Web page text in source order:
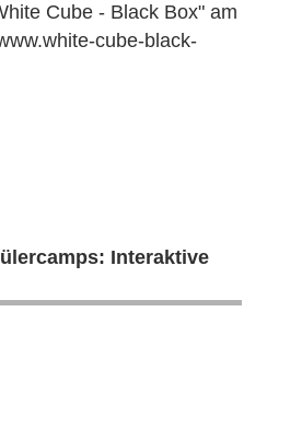
Cube - Black Box" am
cube-black-
Interaktive